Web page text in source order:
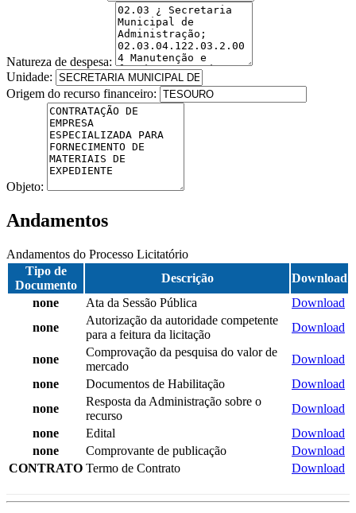
Natureza de despesa:
Unidade:
Origem do recurso financeiro:
Objeto:
Andamentos
Andamentos do Processo Licitatório
Tipo de
Documento
Descrição
Download
none
Ata da Sessão Pública
Download
none
Autorização da autoridade competente
para a feitura da licitação
Download
none
Comprovação da pesquisa do valor de
mercado
Download
none
Documentos de Habilitação
Download
none
Resposta da Administração sobre o
recurso
Download
none
Edital
Download
none
Comprovante de publicação
Download
CONTRATO Termo de Contrato Download